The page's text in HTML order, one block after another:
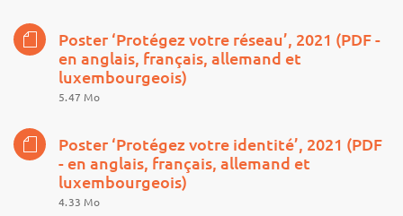
Poster ‘Protégez votre réseau’, 2021 (PDF -
en anglais, français, allemand et
luxembourgeois)
5.47 Mo
Poster ‘Protégez votre identité’, 2021 (PDF
- en anglais, français, allemand et
luxembourgeois)
4.33 Mo